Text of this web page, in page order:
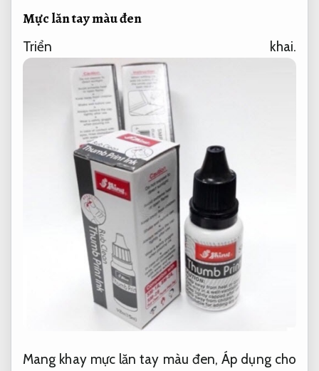
Mực lăn tay màu đen
Triển khai.
Mang khay mực lăn tay màu đen,Áp dụng cho